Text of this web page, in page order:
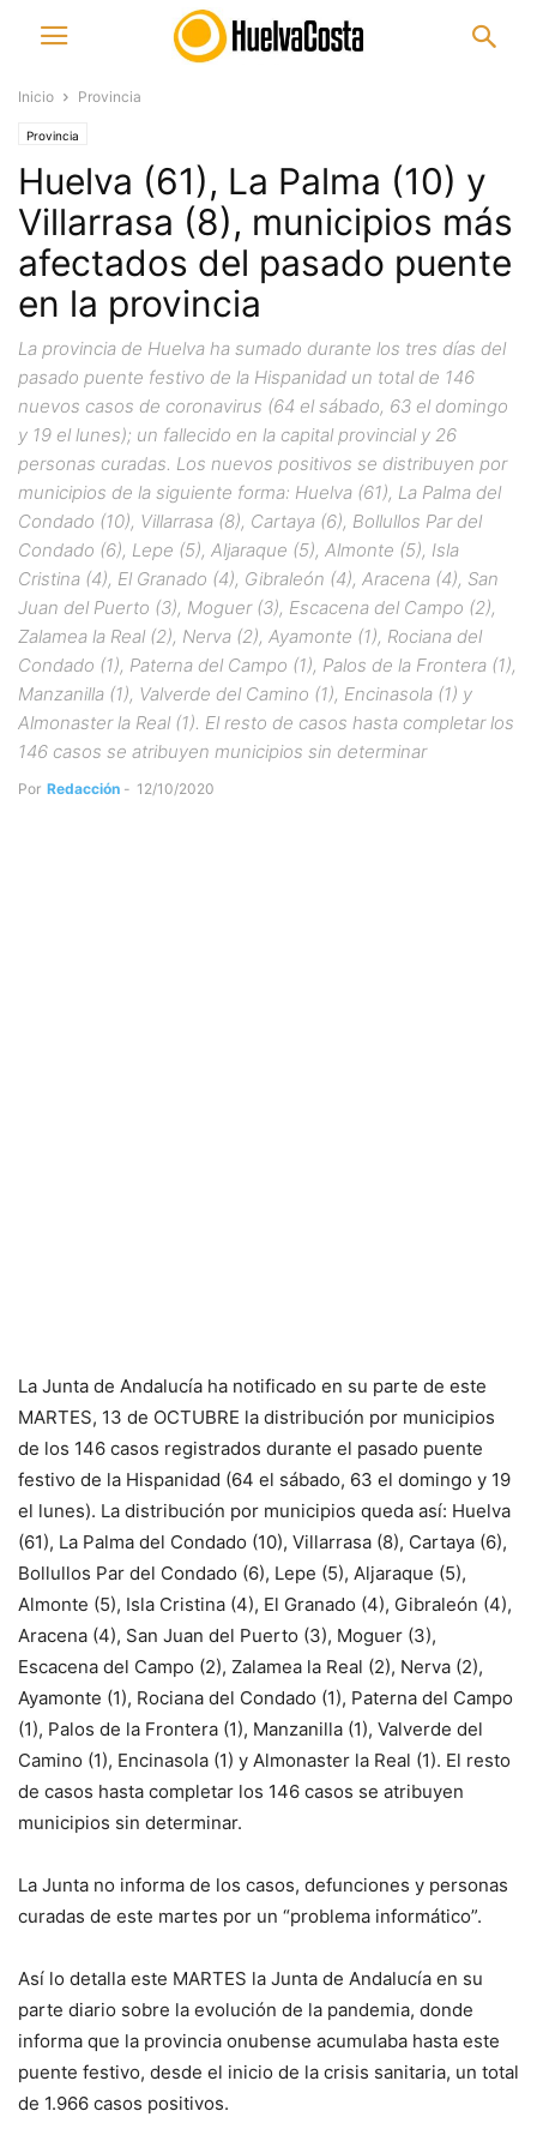
Inicio Provincia
Provincia
Huelva (61), La Palma (10) y
Villarrasa (8), municipios más
afectados del pasado puente
en la provincia
La provincia de Huelva ha sumado durante los tres días del
pasado puente festivo de la Hispanidad un total de 146
nuevos casos de coronavirus (64 el sábado, 63 el domingo
y 19 el lunes); un fallecido en la capital provincial y 26
personas curadas. Los nuevos positivos se distribuyen por
municipios de la siguiente forma: Huelva (61), La Palma del
Condado (10), Villarrasa (8), Cartaya (6), Bollullos Par del
Condado (6), Lepe (5), Aljaraque (5), Almonte (5), Isla
Cristina (4), El Granado (4), Gibraleón (4), Aracena (4), San
Juan del Puerto (3), Moguer (3), Escacena del Campo (2),
Zalamea la Real (2), Nerva (2), Ayamonte (1), Rociana del
Condado (1), Paterna del Campo (1), Palos de la Frontera (1),
Manzanilla (1), Valverde del Camino (1), Encinasola (1) y
Almonaster la Real (1). El resto de casos hasta completar los
146 casos se atribuyen municipios sin determinar
Por Redacción - 12/10/2020
La Junta de Andalucía ha notificado en su parte de este
MARTES, 13 de OCTUBRE la distribución por municipios
de los 146 casos registrados durante el pasado puente
festivo de la Hispanidad (64 el sábado, 63 el domingo y 19
el lunes). La distribución por municipios queda así: Huelva
(61), La Palma del Condado (10), Villarrasa (8), Cartaya (6),
Bollullos Par del Condado (6), Lepe (5), Aljaraque (5),
Almonte (5), Isla Cristina (4), El Granado (4), Gibraleón (4),
Aracena (4), San Juan del Puerto (3), Moguer (3),
Escacena del Campo (2), Zalamea la Real (2), Nerva (2),
Ayamonte (1), Rociana del Condado (1), Paterna del Campo
(1), Palos de la Frontera (1), Manzanilla (1), Valverde del
Camino (1), Encinasola (1) y Almonaster la Real (1). El resto
de casos hasta completar los 146 casos se atribuyen
municipios sin determinar.
La Junta no informa de los casos, defunciones y personas
curadas de este martes por un “problema informático”.
Así lo detalla este MARTES la Junta de Andalucía en su
parte diario sobre la evolución de la pandemia, donde
informa que la provincia onubense acumulaba hasta este
puente festivo, desde el inicio de la crisis sanitaria, un total
de 1.966 casos positivos.